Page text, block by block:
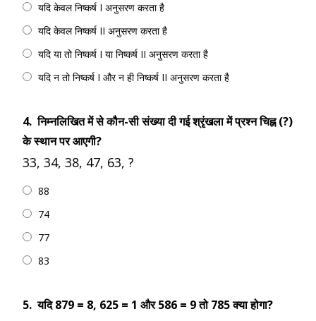
यदि केवल निष्कर्ष I अनुसरण करता है
यदि केवल निष्कर्ष II अनुसरण करता है
यदि या तो निष्कर्ष I या निष्कर्ष II अनुसरण करता है
यदि न तो निष्कर्ष I और न ही निष्कर्ष II अनुसरण करता है
4. निम्नलिखित में से कौन-सी संख्या दी गई श्रृंखला में प्रश्न चिह्न (?)
के स्थान पर आएगी?
33, 34, 38, 47, 63, ?
88
74
77
83
5. यदि 879 = 8, 625 = 1 और 586 = 9 तो 785 क्या होगा?